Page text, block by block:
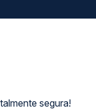
segura!